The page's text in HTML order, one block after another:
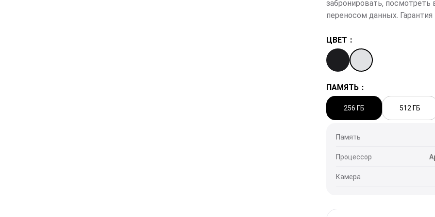
забронировать,
переносом данных.
ЦВЕТ
ПАМЯТЬ
256 ГБ 512 ГБ
Память
Процессор
Камера